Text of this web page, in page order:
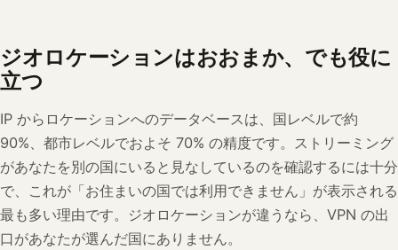
ジオロケーションはおおまか、でも役に
立つ
IP からロケーションへのデータベースは、国レベルで約
90%、都市レベルでおよそ 70% の精度です。ストリーミング
があなたを別の国にいると見なしているのを確認するには十分
で、これが「お住まいの国では利用できません」が表示される
最も多い理由です。ジオロケーションが違うなら、VPN の出
口があなたが選んだ国にありません。